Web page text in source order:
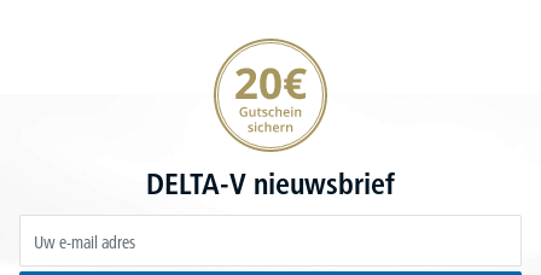
20€ korting verzekeren
DELTA-V nieuwsbrief